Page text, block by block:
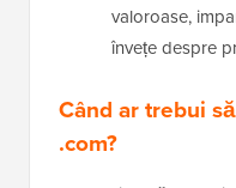
valoroase,
învețe despre
Când ar trebui
.com?